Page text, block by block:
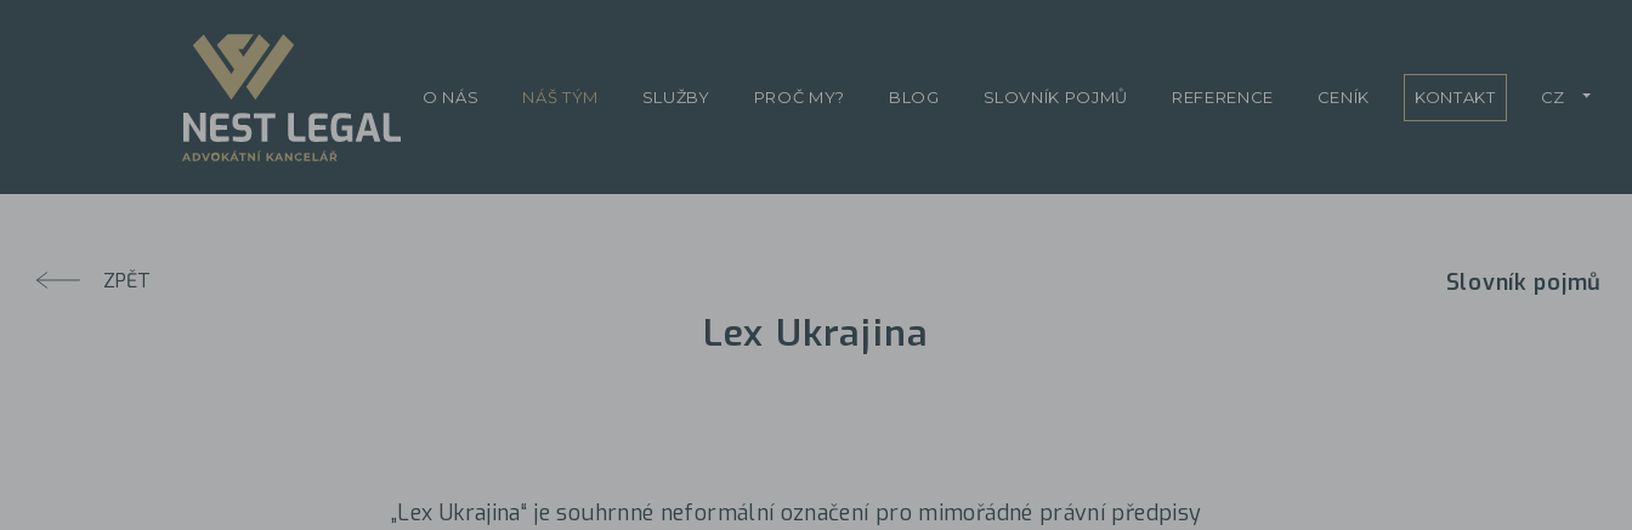
ZPĚT Slovník pojmů
Lex Ukrajina
„Lex Ukrajina“ je souhrnné neformální označení pro mimořádné právní předpisy
O NÁS NÁŠ TÝM SLUŽBY PROČ MY? BLOG SLOVNÍK POJMŮ REFERENCE CENÍK KONTAKT CZ